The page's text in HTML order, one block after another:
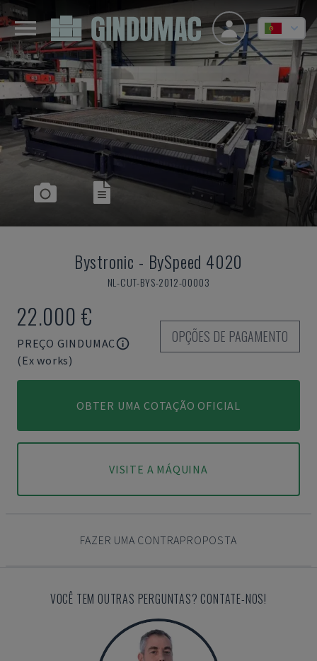
Bystronic - BySpeed 4020
NL-CUT-BYS-2012-00003
22.000 €
PREÇO GINDUMAC
(Ex works)
OPÇÕES DE PAGAMENTO
OBTER UMA COTAÇÃO OFICIAL
VISITE A MÁQUINA
FAZER UMA CONTRAPROPOSTA
VOCÊ TEM OUTRAS PERGUNTAS? CONTATE-NOS!